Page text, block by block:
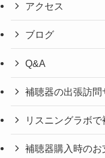
アクセス
ブログ
Q&A
補聴器の出張訪
リスニングラボ
補聴器購入時のお